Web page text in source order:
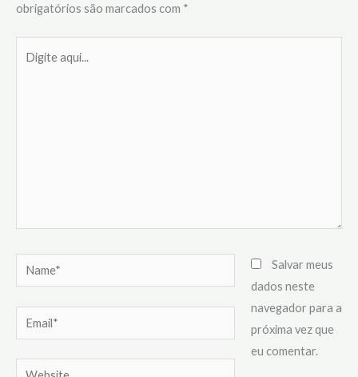
obrigatórios são marcados com *
aqui...
Name*
Email*
Website
Salvar meus
dados neste
navegador para a
próxima vez que
eu comentar.